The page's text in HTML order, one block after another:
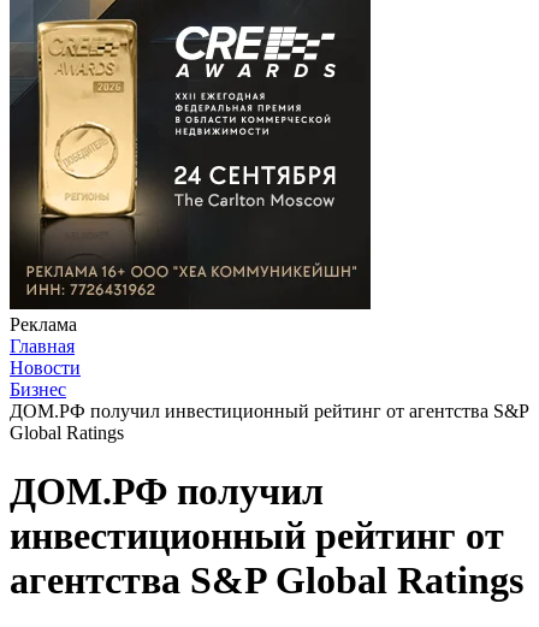
Реклама
Главная
Новости
Бизнес
ДОМ.РФ получил инвестиционный рейтинг от агентства S&P
Global Ratings
ДОМ.РФ получил
инвестиционный рейтинг от
агентства S&P Global Ratings